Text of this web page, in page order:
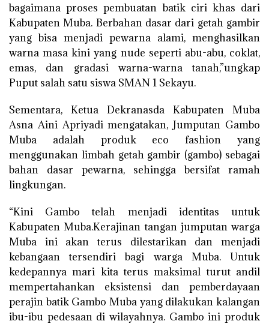
bagaimana proses pembuatan batik ciri khas dari
Kabupaten Muba. Berbahan dasar dari getah gambir
yang bisa menjadi pewarna alami, menghasilkan
warna masa kini yang nude seperti abu-abu, coklat,
emas, dan gradasi warna-warna tanah,”ungkap
Puput salah satu siswa SMAN 1 Sekayu.
Sementara, Ketua Dekranasda Kabupaten Muba
Asna Aini Apriyadi mengatakan, Jumputan Gambo
Muba adalah produk eco fashion yang
menggunakan limbah getah gambir (gambo) sebagai
bahan dasar pewarna, sehingga bersifat ramah
lingkungan.
“Kini Gambo telah menjadi identitas untuk
Kabupaten Muba.Kerajinan tangan jumputan warga
Muba ini akan terus dilestarikan dan menjadi
kebangaan tersendiri bagi warga Muba. Untuk
kedepannya mari kita terus maksimal turut andil
mempertahankan eksistensi dan pemberdayaan
perajin batik Gambo Muba yang dilakukan kalangan
ibu-ibu pedesaan di wilayahnya. Gambo ini produk